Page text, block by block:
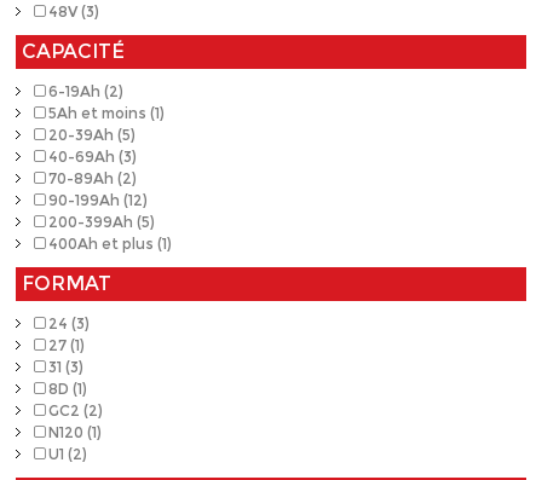
48V (3)
CAPACITÉ
6-19Ah (2)
5Ah et moins (1)
20-39Ah (5)
40-69Ah (3)
70-89Ah (2)
90-199Ah (12)
200-399Ah (5)
400Ah et plus (1)
FORMAT
24 (3)
27 (1)
31 (3)
8D (1)
GC2 (2)
N120 (1)
U1 (2)